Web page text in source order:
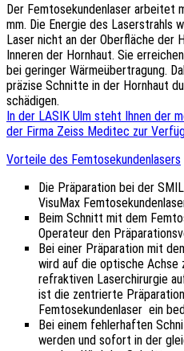
Der Femtosekundenlaser arbeitet
mm. Die Energie des Laserstrahls
Laser nicht an der Oberfläche der
Inneren der Hornhaut. Sie
bei geringer Wärmeübertragung.
präzise Schnitte in der Hornhaut
schädigen.
In der LASIK Ulm steht Ihnen der
der Firma Zeiss Meditec zur
Vorteile des Femtosekundenlasers
Die Präparation bei der
VisuMax
Beim Schnitt mit dem
Operateur den
Bei einer Präparation mit
wird auf die optische Achse
refraktiven Laserchirurgie
ist die zentrierte
Femtosekundenlaser ein
Bei einem fehlerhaften
werden und sofort in der